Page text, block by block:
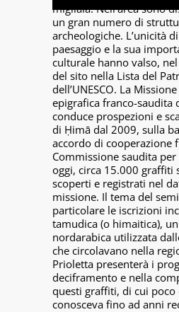
migliaia. Nell’area sono
un gran numero di
archeologiche. L’unicità
paesaggio e la sua
culturale hanno valso,
del sito nella Lista del
dell’UNESCO. La
epigrafica franco-saudita
conduce prospezioni e
di Ḥimā dal 2009, sulla
accordo di cooperazione
Commissione saudita
oggi, circa 15.000 graffiti
scoperti e registrati nel
missione. Il tema del
particolare le iscrizioni
tamudica (o himaitica),
nordarabica utilizzata
che circolavano nella
Prioletta presenterà i
deciframento e nella
questi graffiti, di cui poco
conosceva fino ad anni